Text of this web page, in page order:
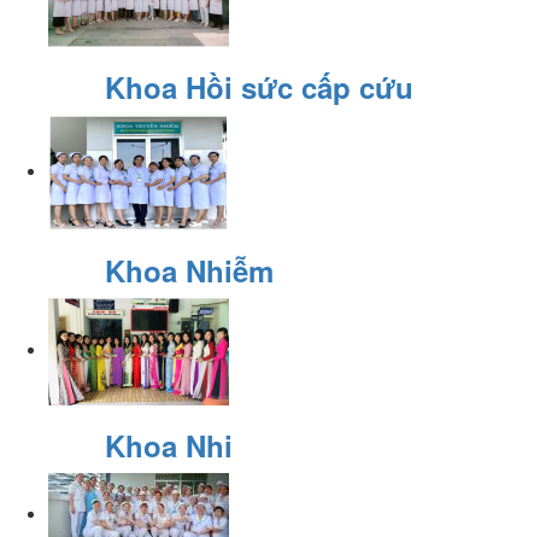
Khoa Hồi sức cấp cứu
Khoa Nhiễm
Khoa Nhi